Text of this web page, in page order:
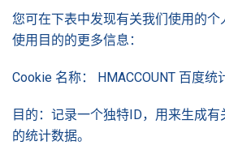
您可在下表中发现有关我们使用的
使用目的的更多信息：
Cookie 名称： HMACCOUNT 百度统
目的：记录一个独特ID，用来生成
的统计数据。